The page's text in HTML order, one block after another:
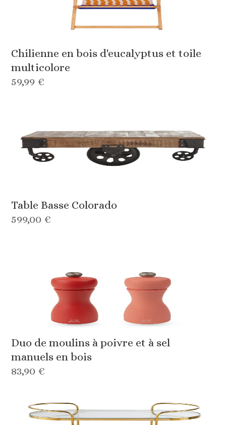
Chilienne en bois d'eucalyptus et toile
multicolore
59,99 €
Table Basse Colorado
599,00 €
Duo de moulins à poivre et à sel
manuels en bois
83,90 €